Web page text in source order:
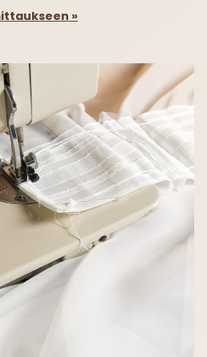
»